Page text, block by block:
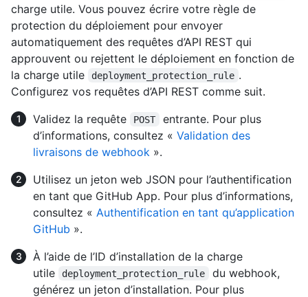
charge utile. Vous pouvez écrire votre règle de
protection du déploiement pour envoyer
automatiquement des requêtes d’API REST qui
approuvent ou rejettent le déploiement en fonction de
la charge utile
deployment_protection_rule .
Configurez vos requêtes d’API REST comme suit.
Validez la requête
POST
entrante. Pour plus
d’informations, consultez « Validation des
livraisons de webhook ».
Utilisez un jeton web JSON pour l’authentification
en tant que GitHub App. Pour plus d’informations,
consultez « Authentification en tant qu’application
GitHub ».
À l’aide de l’ID d’installation de la charge
utile
deployment_protection_rule
du webhook,
générez un jeton d’installation. Pour plus